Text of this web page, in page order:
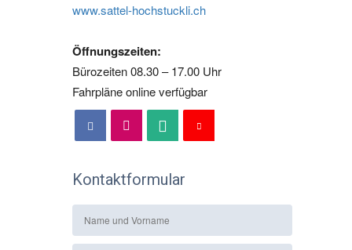
www.sattel-hochstuckli.ch
Öffnungszeiten:
Bürozeiten 08.30 – 17.00 Uhr
Fahrpläne online verfügbar
Kontaktformular